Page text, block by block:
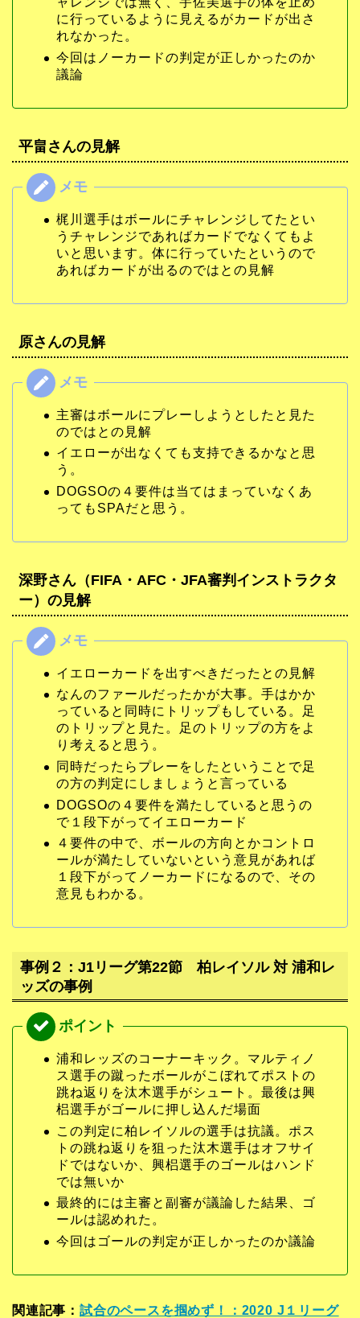
に行っているように見えるがカードが出さ
れなかった。
今回はノーカードの判定が正しかったのか
議論
平畠さんの見解
梶川選手はボールにチャレンジしてたとい
うチャレンジであればカードでなくてもよ
いと思います。体に行っていたというので
あればカードが出るのではとの見解
原さんの見解
主審はボールにプレーしようとしたと見た
のではとの見解
イエローが出なくても支持できるかなと思
う。
DOGSOの４要件は当てはまっていなくあ
ってもSPAだと思う。
深野さん（FIFA・AFC・JFA審判インストラクタ
ー）の見解
イエローカードを出すべきだったとの見解
なんのファールだったかが大事。手はかか
っていると同時にトリップもしている。足
のトリップと見た。足のトリップの方をよ
り考えると思う。
同時だったらプレーをしたということで足
の方の判定にしましょうと言っている
DOGSOの４要件を満たしていると思うの
で１段下がってイエローカード
４要件の中で、ボールの方向とかコントロ
ールが満たしていないという意見があれば
１段下がってノーカードになるので、その
意見もわかる。
事例２：J1リーグ第22節 柏レイソル 対 浦和レ
ッズの事例
浦和レッズのコーナーキック。マルティノ
ス選手の蹴ったボールがこぼれてポストの
跳ね返りを汰木選手がシュート。最後は興
梠選手がゴールに押し込んだ場面
この判定に柏レイソルの選手は抗議。ポス
トの跳ね返りを狙った汰木選手はオフサイ
ドではないか、興梠選手のゴールはハンド
では無いか
最終的には主審と副審が議論した結果、ゴ
ールは認めれた。
今回はゴールの判定が正しかったのか議論
関連記事： 試合のペースを掴めず！：2020 J１リーグ